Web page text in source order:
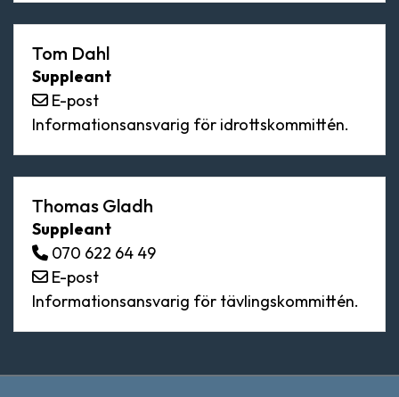
Tom Dahl
Suppleant
E-post
Informationsansvarig för idrottskommittén.
Thomas Gladh
Suppleant
070 622 64 49
E-post
Informationsansvarig för tävlingskommittén.